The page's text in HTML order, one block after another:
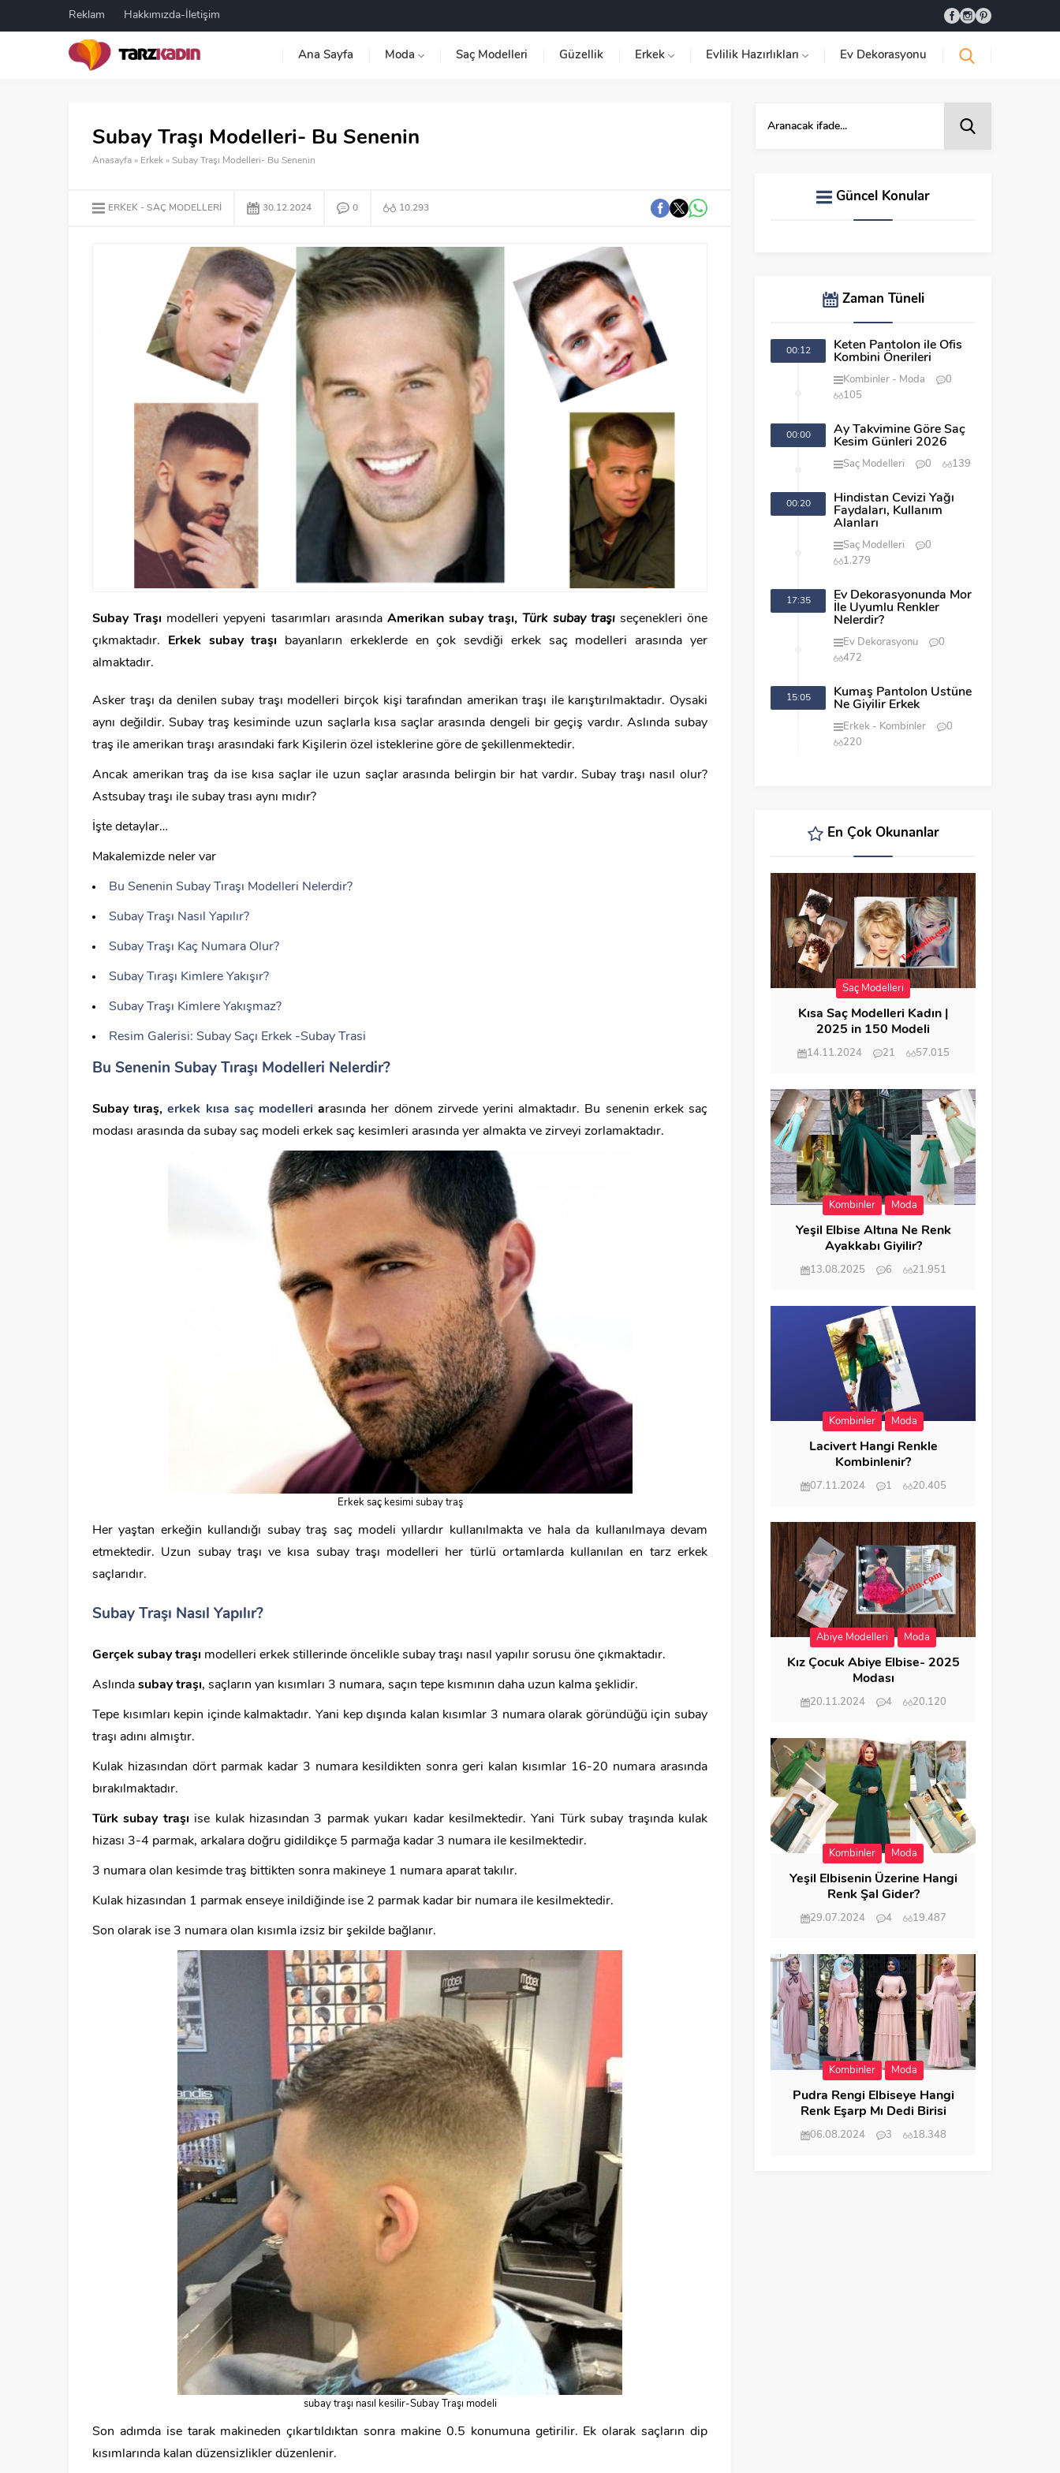
Reklam Hakkımızda-İletişim
Ana Sayfa Moda Saç Modelleri Güzellik Erkek Evlilik Hazırlıkları Ev Dekorasyonu
Subay Traşı Modelleri- Bu Senenin
Anasayfa » Erkek » Subay Traşı Modelleri- Bu Senenin
ERKEK SAÇ MODELLERI 30.12.2024 0 10.293
Subay Traşı modelleri yepyeni tasarımları arasında Amerikan subay traşı, Türk subay traşıseçenekleri öne
çıkmaktadır. Erkek subay traşı bayanların erkeklerde en çok sevdiği erkek saç modelleri arasında yer
almaktadır.
Asker traşı da denilen subay traşı modelleri birçok kişi tarafından amerikan traşı ile karıştırılmaktadır. Oysaki
aynı değildir. Subay traş kesiminde uzun saçlarla kısa saçlar arasında dengeli bir geçiş vardır. Aslında subay
traş ile amerikan tıraşı arasındaki fark Kişilerin özel isteklerine göre de şekillenmektedir.
Ancak amerikan traş da ise kısa saçlar ile uzun saçlar arasında belirgin bir hat vardır. Subay traşı nasıl olur?
Astsubay traşı ile subay trası aynı mıdır?
İşte detaylar…
Makalemizde neler var
Bu Senenin Subay Tıraşı Modelleri Nelerdir?
Subay Traşı Nasıl Yapılır?
Subay Traşı Kaç Numara Olur?
Subay Tıraşı Kimlere Yakışır?
Subay Traşı Kimlere Yakışmaz?
Resim Galerisi: Subay Saçı Erkek -Subay Trasi
Bu Senenin Subay Tıraşı Modelleri Nelerdir?
Subay tıraş, erkek kısa saç modelleri arasında her dönem zirvede yerini almaktadır. Bu senenin erkek saç
modası arasında da subay saç modeli erkek saç kesimleri arasında yer almakta ve zirveyi zorlamaktadır.
Erkek saç kesimi subay traş
Her yaştan erkeğin kullandığı subay traş saç modeli yıllardır kullanılmakta ve hala da kullanılmaya devam
etmektedir. Uzun subay traşı ve kısa subay traşı modelleri her türlü ortamlarda kullanılan en tarz erkek
saçlarıdır.
Subay Traşı Nasıl Yapılır?
Gerçek subay traşı modelleri erkek stillerinde öncelikle subay traşı nasıl yapılır sorusu öne çıkmaktadır.
Aslında subay traşı, saçların yan kısımları 3 numara, saçın tepe kısmının daha uzun kalma şeklidir.
Tepe kısımları kepin içinde kalmaktadır. Yani kep dışında kalan kısımlar 3 numara olarak göründüğü için subay
traşı adını almıştır.
Kulak hizasından dört parmak kadar 3 numara kesildikten sonra geri kalan kısımlar 16-20 numara arasında
bırakılmaktadır.
Türk subay traşı ise kulak hizasından 3 parmak yukarı kadar kesilmektedir. Yani Türk subay traşında kulak
hizası 3-4 parmak, arkalara doğru gidildikçe 5 parmağa kadar 3 numara ile kesilmektedir.
3 numara olan kesimde traş bittikten sonra makineye 1 numara aparat takılır.
Kulak hizasından 1 parmak enseye inildiğinde ise 2 parmak kadar bir numara ile kesilmektedir.
Son olarak ise 3 numara olan kısımla izsiz bir şekilde bağlanır.
subay traşı nasıl kesilir-Subay Traşı modeli
Son adımda ise tarak makineden çıkartıldıktan sonra makine 0.5 konumuna getirilir. Ek olarak saçların dip
kısımlarında kalan düzensizlikler düzenlenir.
Güncel Konular
Zaman Tüneli
00:12
Keten Pantolon ile Ofis
Kombini Önerileri
Kombinler Moda
0
105
00:00
Ay Takvimine Göre Saç
Kesim Günleri 2026
Saç Modelleri 0 139
00:20
Hindistan Cevizi Yağı
Faydaları, Kullanım
Alanları
Saç Modelleri
0
1.279
17:35
Ev Dekorasyonunda Mor
İle Uyumlu Renkler
Nelerdir?
Ev Dekorasyonu
0
472
15:05
Kumaş Pantolon Üstüne
Ne Giyilir Erkek
Erkek Kombinler
0
220
En Çok Okunanlar
Saç Modelleri
Kısa Saç Modelleri Kadın |
2025 in 150 Modeli
14.11.2024 21 57.015
Kombinler Moda
Yeşil Elbise Altına Ne Renk
Ayakkabı Giyilir?
13.08.2025 6 21.951
Kombinler Moda
Lacivert Hangi Renkle
Kombinlenir?
07.11.2024 1 20.405
Abiye Modelleri Moda
Kız Çocuk Abiye Elbise- 2025
Modası
20.11.2024 4 20.120
Kombinler Moda
Yeşil Elbisenin Üzerine Hangi
Renk Şal Gider?
29.07.2024 4 19.487
Kombinler Moda
Pudra Rengi Elbiseye Hangi
Renk Eşarp Mı Dedi Birisi
06.08.2024 3 18.348